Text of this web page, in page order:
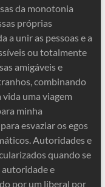
da monotonia
próprias
a unir as pessoas e a
ou totalmente
amigáveis ​​e
combinando
uma viagem
minha
esvaziar os egos
Autoridades e
quando se
autoridade e
por um liberal por